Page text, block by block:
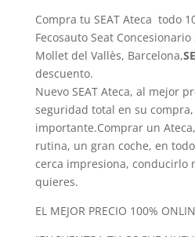
Compra tu SEAT Ateca todo
Fecosauto Seat Concesionario
Mollet del Vallès, Barcelona,
descuento.
Nuevo SEAT Ateca, al mejor
seguridad total en su
importante.Comprar un
rutina, un gran coche, en
cerca impresiona, conducirlo
quieres.
EL MEJOR PRECIO 100%